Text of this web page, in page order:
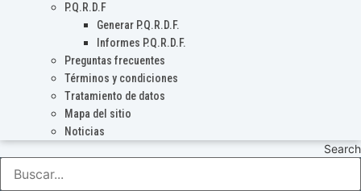
P.Q.R.D.F
Generar P.Q.R.D.F.
Informes P.Q.R.D.F.
Preguntas frecuentes
Términos y condiciones
Tratamiento de datos
Mapa del sitio
Noticias
Search